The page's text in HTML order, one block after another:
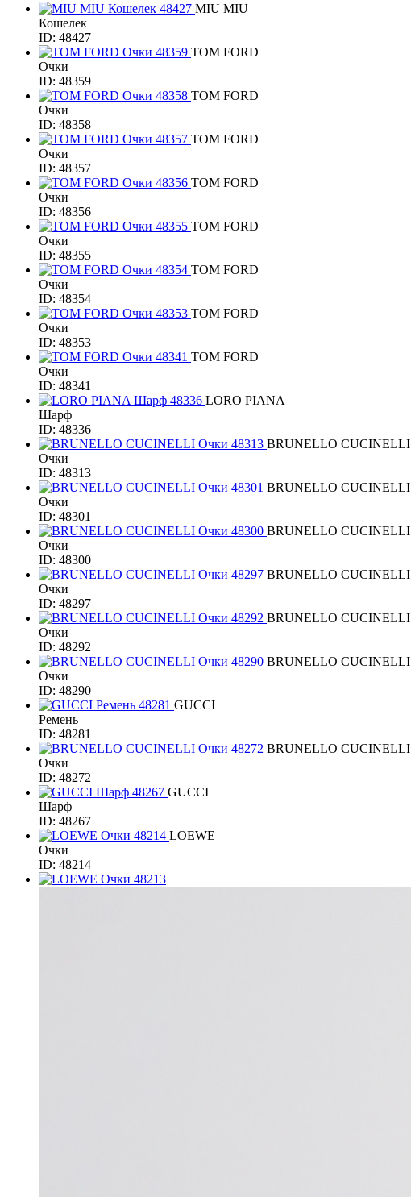
MIU MIU
Кошелек
ID: 48427
TOM FORD
Очки
ID: 48359
TOM FORD
Очки
ID: 48358
TOM FORD
Очки
ID: 48357
TOM FORD
Очки
ID: 48356
TOM FORD
Очки
ID: 48355
TOM FORD
Очки
ID: 48354
TOM FORD
Очки
ID: 48353
TOM FORD
Очки
ID: 48341
LORO PIANA
Шарф
ID: 48336
BRUNELLO CUCINELLI
Очки
ID: 48313
BRUNELLO CUCINELLI
Очки
ID: 48301
BRUNELLO CUCINELLI
Очки
ID: 48300
BRUNELLO CUCINELLI
Очки
ID: 48297
BRUNELLO CUCINELLI
Очки
ID: 48292
BRUNELLO CUCINELLI
Очки
ID: 48290
GUCCI
Ремень
ID: 48281
BRUNELLO CUCINELLI
Очки
ID: 48272
GUCCI
Шарф
ID: 48267
LOEWE
Очки
ID: 48214